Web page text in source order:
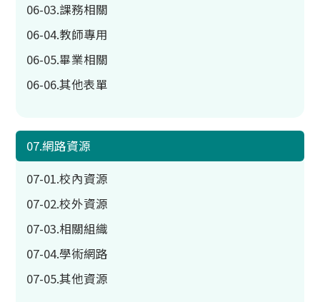
06-03.課務相關
06-04.教師專用
06-05.畢業相關
06-06.其他表單
07.網路資源
07-01.校內資源
07-02.校外資源
07-03.相關組織
07-04.學術網路
07-05.其他資源